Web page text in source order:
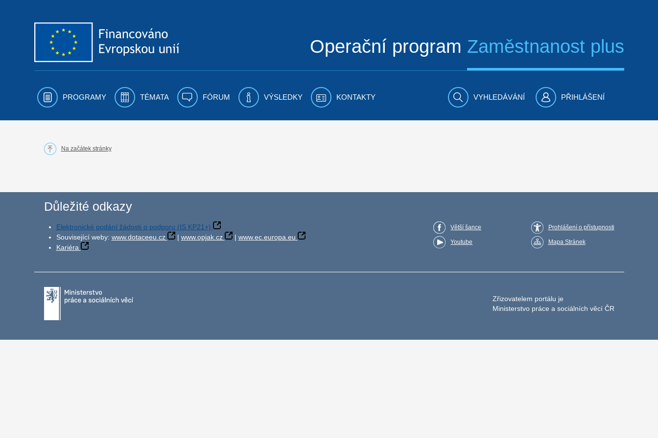
Operační program Zaměstnanost plus
PROGRAMY TÉMATA FÓRUM VÝSLEDKY KONTAKTY VYHLEDÁVÁNÍ PŘIHLÁŠENÍ
Na začátek stránky
Důležité odkazy
Elektronické podání žádosti o podporu (IS KP21+)
Související weby: www.dotaceeu.cz | www.opjak.cz | www.ec.europa.eu
Kariéra
Větší šance
Youtube
Prohlášení o přístupnosti
Mapa Stránek
Zřizovatelem portálu je
Ministerstvo práce a sociálních věcí ČR